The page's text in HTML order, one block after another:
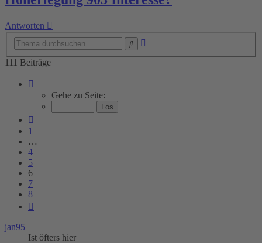
Antworten
111 Beiträge
von
Gehe zu Seite:
1
…
4
5
6
7
8
jan95
Ist öfters hier